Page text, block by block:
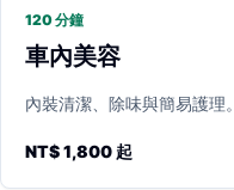
120 分鐘
車內美容
內裝清潔、除味與簡易護理。
NT$ 1,800 起